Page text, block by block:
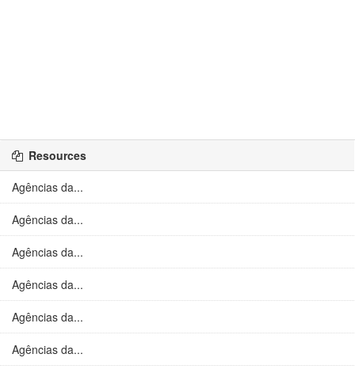
Resources
Agências da...
Agências da...
Agências da...
Agências da...
Agências da...
Agências da...